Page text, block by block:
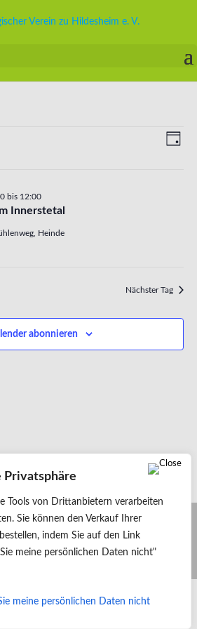
Privatsphäre
Tools von Drittanbietern verarbeiten
Sie können den Verkauf Ihrer
indem Sie auf den Link
meine persönlichen Daten nicht"
meine persönlichen Daten nicht
Tag
Innerstetal
bis 12:00
Heinde
Nächster Tag
abonnieren
Datenschutzerklärung